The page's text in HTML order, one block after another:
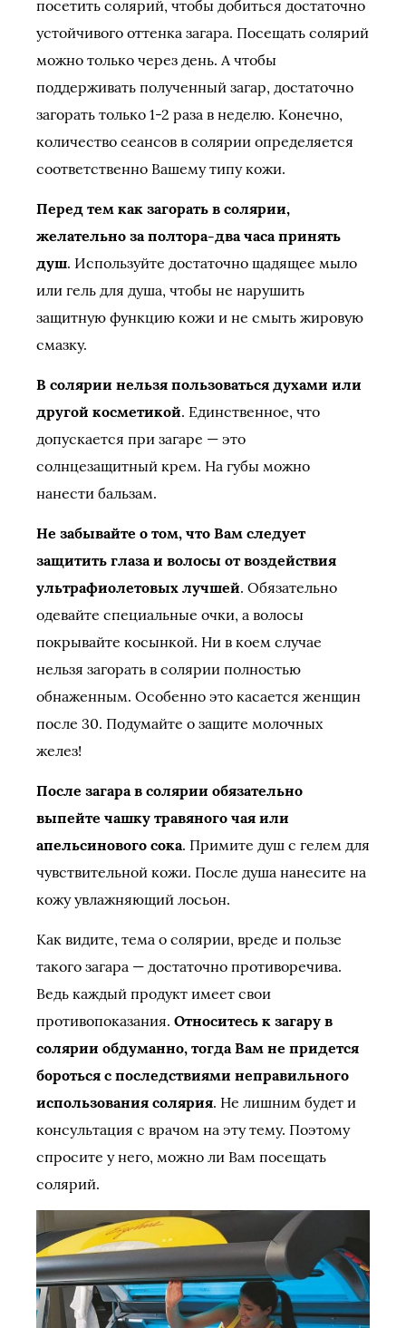
посетить солярий, чтобы добиться достаточно
устойчивого оттенка загара. Посещать солярий
можно только через день. А чтобы
поддерживать полученный загар, достаточно
загорать только 1-2 раза в неделю. Конечно,
количество сеансов в солярии определяется
соответственно Вашему типу кожи.
Перед тем как загорать в солярии,
желательно за полтора-два часа принять
душ. Используйте достаточно щадящее мыло
или гель для душа, чтобы не нарушить
защитную функцию кожи и не смыть жировую
смазку.
В солярии нельзя пользоваться духами или
другой косметикой. Единственное, что
допускается при загаре — это
солнцезащитный крем. На губы можно
нанести бальзам.
Не забывайте о том, что Вам следует
защитить глаза и волосы от воздействия
ультрафиолетовых лучшей. Обязательно
одевайте специальные очки, а волосы
покрывайте косынкой. Ни в коем случае
нельзя загорать в солярии полностью
обнаженным. Особенно это касается женщин
после 30. Подумайте о защите молочных
желез!
После загара в солярии обязательно
выпейте чашку травяного чая или
апельсинового сока. Примите душ с гелем для
чувствительной кожи. После душа нанесите на
кожу увлажняющий лосьон.
Как видите, тема о солярии, вреде и пользе
такого загара — достаточно противоречива.
Ведь каждый продукт имеет свои
противопоказания. Относитесь к загару в
солярии обдуманно, тогда Вам не придется
бороться с последствиями неправильного
использования солярия. Не лишним будет и
консультация с врачом на эту тему. Поэтому
спросите у него, можно ли Вам посещать
солярий.